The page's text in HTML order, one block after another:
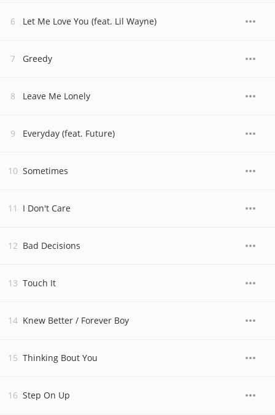
Let Me Love You (feat. Lil Wayne)
Greedy
Leave Me Lonely
Everyday (feat. Future)
Sometimes
I Don't Care
Bad Decisions
Touch It
Knew Better / Forever Boy
Thinking Bout You
Step On Up